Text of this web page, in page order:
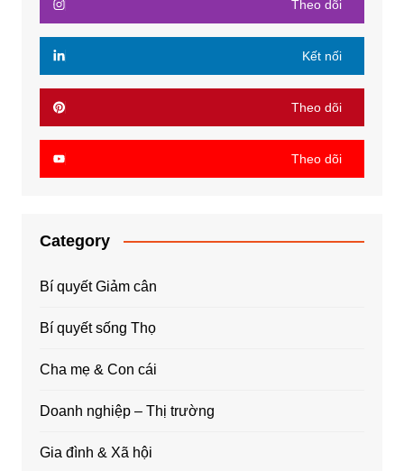
Theo dõi
Kết nối
Theo dõi
Theo dõi
Category
Bí quyết Giảm cân
Bí quyết sống Thọ
Cha mẹ & Con cái
Doanh nghiệp – Thị trường
Gia đình & Xã hội